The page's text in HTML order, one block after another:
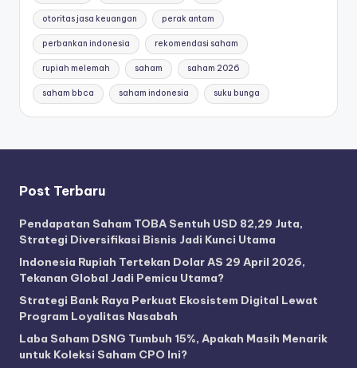
otoritas jasa keuangan perak antam
perbankan indonesia rekomendasi saham
rupiah melemah saham saham 2026
saham bbca saham indonesia suku bunga
Post Terbaru
Pendapatan Saham TOBA Sentuh USD 82,29 Juta,
Strategi Diversifikasi Bisnis Jadi Kunci Utama
Indonesia Rupiah Tertekan Dolar AS 29 April 2026,
Tekanan Global Jadi Pemicu Utama?
Strategi Bank Raya Perkuat Ekosistem Digital Lewat
Program Loyalitas Nasabah
Laba Saham DSNG Tumbuh 15%, Apakah Masih Menarik
untuk Koleksi Saham CPO Ini?